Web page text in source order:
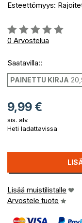
Esteettömyys:
Arvostelu::
0%
0 Arvostelua
Saatavilla::
PAINETTU KIRJA
9,99 €
sis. alv.
Heti ladattavissa
Lisää muistilistalle
Arvostele tuote